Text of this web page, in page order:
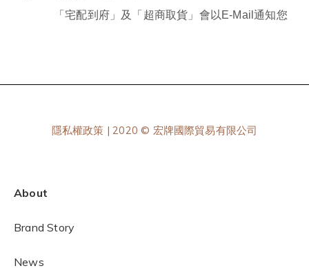
「宅配到府」及「超商取貨」會以 E-Mail通知您
隱私權政策 | 2020 © 宏牌國際貿易有限公司
About
Brand Story
News